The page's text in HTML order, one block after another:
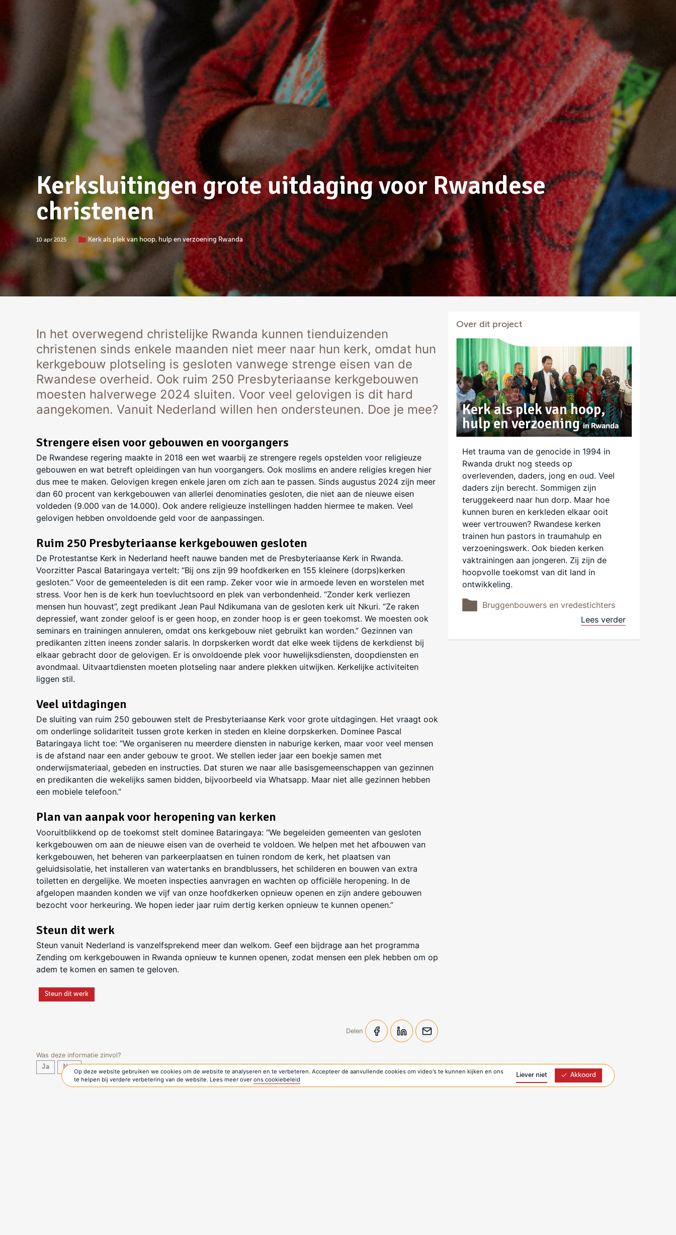
Op deze website gebruiken we cookies om de website te analyseren en te verbeteren. Accepteer de aanvullende cookies om video's te kunnen kijken en ons
te helpen bij verdere verbetering van de website. Lees meer over ons cookiebeleid
Liever niet Akkoord
Kerksluitingen grote uitdaging voor Rwandese
christenen
10 apr 2025 Kerk als plek van hoop, hulp en verzoening Rwanda
Over dit project
Kerk als plek van hoop,
hulp en verzoeningin Rwanda
Het trauma van de genocide in 1994 in
Rwanda drukt nog steeds op
overlevenden, daders, jong en oud. Veel
daders zijn berecht. Sommigen zijn
teruggekeerd naar hun dorp. Maar hoe
kunnen buren en kerkleden elkaar ooit
weer vertrouwen? Rwandese kerken
trainen hun pastors in traumahulp en
verzoeningswerk. Ook bieden kerken
vaktrainingen aan jongeren. Zij zijn de
hoopvolle toekomst van dit land in
ontwikkeling.
Bruggenbouwers en vredestichters
Lees verder
In het overwegend christelijke Rwanda kunnen tienduizenden
christenen sinds enkele maanden niet meer naar hun kerk, omdat hun
kerkgebouw plotseling is gesloten vanwege strenge eisen van de
Rwandese overheid. Ook ruim 250 Presbyteriaanse kerkgebouwen
moesten halverwege 2024 sluiten. Voor veel gelovigen is dit hard
aangekomen. Vanuit Nederland willen hen ondersteunen. Doe je mee?
Strengere eisen voor gebouwen en voorgangers
De Rwandese regering maakte in 2018 een wet waarbij ze strengere regels opstelden voor religieuze
gebouwen en wat betreft opleidingen van hun voorgangers. Ook moslims en andere religies kregen hier
dus mee te maken. Gelovigen kregen enkele jaren om zich aan te passen. Sinds augustus 2024 zijn meer
dan 60 procent van kerkgebouwen van allerlei denominaties gesloten, die niet aan de nieuwe eisen
voldeden (9.000 van de 14.000). Ook andere religieuze instellingen hadden hiermee te maken. Veel
gelovigen hebben onvoldoende geld voor de aanpassingen.
Ruim 250 Presbyteriaanse kerkgebouwen gesloten
De Protestantse Kerk in Nederland heeft nauwe banden met de Presbyteriaanse Kerk in Rwanda.
Voorzitter Pascal Bataringaya vertelt: “Bij ons zijn 99 hoofdkerken en 155 kleinere (dorps)kerken
gesloten.” Voor de gemeenteleden is dit een ramp. Zeker voor wie in armoede leven en worstelen met
stress. Voor hen is de kerk hun toevluchtsoord en plek van verbondenheid. “Zonder kerk verliezen
mensen hun houvast”, zegt predikant Jean Paul Ndikumana van de gesloten kerk uit Nkuri. “Ze raken
depressief, want zonder geloof is er geen hoop, en zonder hoop is er geen toekomst. We moesten ook
seminars en trainingen annuleren, omdat ons kerkgebouw niet gebruikt kan worden.” Gezinnen van
predikanten zitten ineens zonder salaris. In dorpskerken wordt dat elke week tijdens de kerkdienst bij
elkaar gebracht door de gelovigen. Er is onvoldoende plek voor huwelijksdiensten, doopdiensten en
avondmaal. Uitvaartdiensten moeten plotseling naar andere plekken uitwijken. Kerkelijke activiteiten
liggen stil.
Veel uitdagingen
De sluiting van ruim 250 gebouwen stelt de Presbyteriaanse Kerk voor grote uitdagingen. Het vraagt ook
om onderlinge solidariteit tussen grote kerken in steden en kleine dorpskerken. Dominee Pascal
Bataringaya licht toe: “We organiseren nu meerdere diensten in naburige kerken, maar voor veel mensen
is de afstand naar een ander gebouw te groot. We stellen ieder jaar een boekje samen met
onderwijsmateriaal, gebeden en instructies. Dat sturen we naar alle basisgemeenschappen van gezinnen
en predikanten die wekelijks samen bidden, bijvoorbeeld via Whatsapp. Maar niet alle gezinnen hebben
een mobiele telefoon.”
Plan van aanpak voor heropening van kerken
Vooruitblikkend op de toekomst stelt dominee Bataringaya: “We begeleiden gemeenten van gesloten
kerkgebouwen om aan de nieuwe eisen van de overheid te voldoen. We helpen met het afbouwen van
kerkgebouwen, het beheren van parkeerplaatsen en tuinen rondom de kerk, het plaatsen van
geluidsisolatie, het installeren van watertanks en brandblussers, het schilderen en bouwen van extra
toiletten en dergelijke. We moeten inspecties aanvragen en wachten op officiële heropening. In de
afgelopen maanden konden we vijf van onze hoofdkerken opnieuw openen en zijn andere gebouwen
bezocht voor herkeuring. We hopen ieder jaar ruim dertig kerken opnieuw te kunnen openen.”
Steun dit werk
Steun vanuit Nederland is vanzelfsprekend meer dan welkom. Geef een bijdrage aan het programma
Zending om kerkgebouwen in Rwanda opnieuw te kunnen openen, zodat mensen een plek hebben om op
adem te komen en samen te geloven.
Steun dit werk
Delen
Was deze informatie zinvol?
Ja Nee